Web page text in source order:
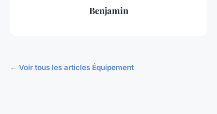
Benjamin
← Voir tous les articles Équipement